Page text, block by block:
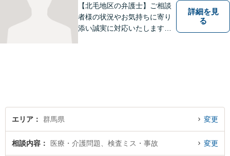
【北毛地区の弁護士】ご相談
者様の状況やお気持ちに寄り
添い誠実に対応いたします。
詳細を見
る
エリア 群馬県 変更
相談内容 医療・介護問題、検査ミス・事故 変更